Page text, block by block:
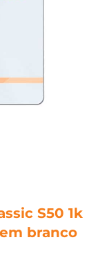
S50 1k
branco